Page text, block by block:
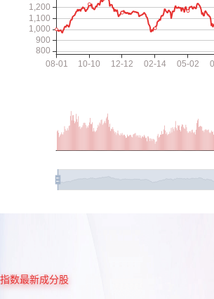
指数最新成分股